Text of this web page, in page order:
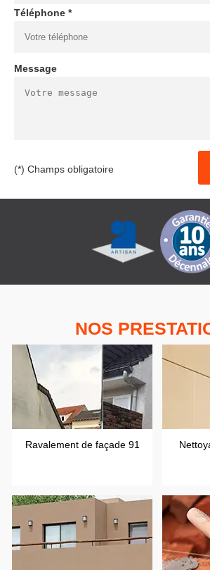
Téléphone *
Message
(*) Champs obligatoire
NOS
Ravalement de façade 91